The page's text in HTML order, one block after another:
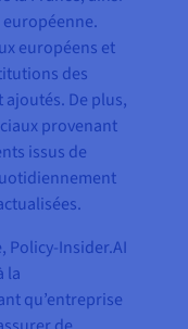
européens et
des
De plus,
provenant
issus de
Policy-Insider.AI
la
qu’entreprise